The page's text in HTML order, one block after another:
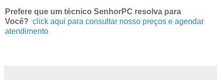
Prefere que um técnico SenhorPC resolva para
Você? click aqui para consultar nosso preços e agendar
atendimento